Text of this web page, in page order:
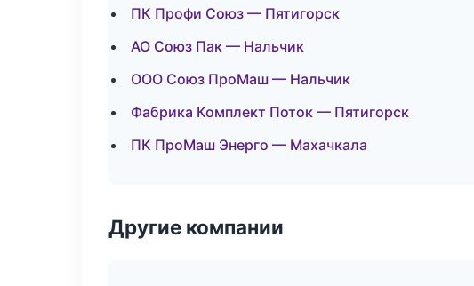
ПК Профи Союз — Пятигорск
АО Союз Пак — Нальчик
ООО Союз ПроМаш — Нальчик
Фабрика Комплект Поток — Пятигорск
ПК ПроМаш Энерго — Махачкала
Другие компании